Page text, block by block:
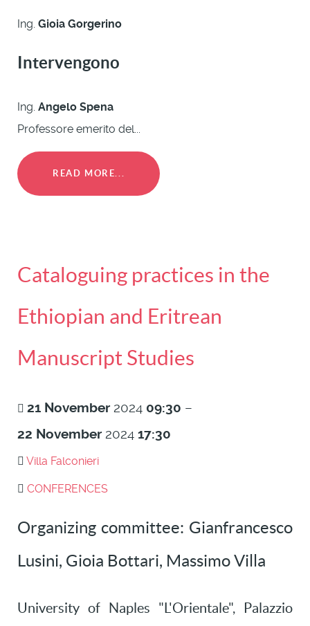
Ing. Gioia Gorgerino
Intervengono
Ing. Angelo Spena
Professore emerito del...
READ MORE...
Cataloguing practices in the
Ethiopian and Eritrean
Manuscript Studies
21 November 2024 09:30 –
22 November 2024 17:30
Villa Falconieri
CONFERENCES
Organizing committee: Gianfrancesco
Lusini, Gioia Bottari, Massimo Villa
University of Naples "L'Orientale", Palazzio